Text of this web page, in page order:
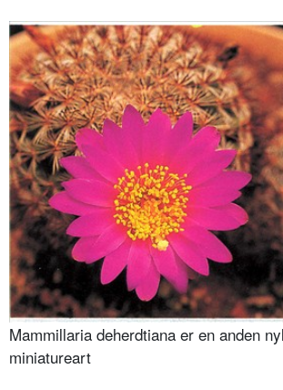
Mammillaria deherdtiana er en anden
miniatu­reart